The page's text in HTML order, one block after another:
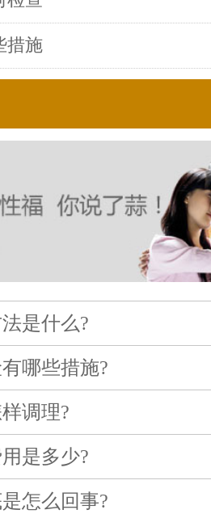
措施
是什么?
哪些措施?
调理?
是多少?
怎么回事?